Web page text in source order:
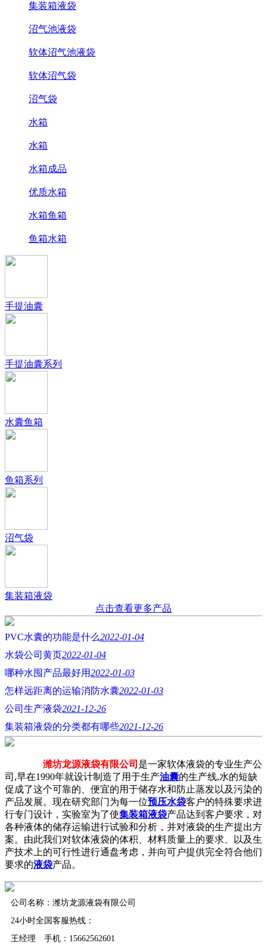
集装箱液袋
沼气池液袋
软体沼气池液袋
软体沼气袋
沼气袋
水箱
水箱
水箱成品
优质水箱
水箱鱼箱
鱼箱水箱
手提油囊
手提油囊系列
水囊鱼箱
鱼箱系列
沼气袋
集装箱液袋
点击查看更多产品
PVC水囊的功能是什么2022-01-04
水袋公司黄页2022-01-04
哪种水囤产品最好用2022-01-03
怎样远距离的运输消防水囊2022-01-03
公司生产液袋2021-12-26
集装箱液袋的分类都有哪些2021-12-26
潍坊龙源液袋有限公司 是一家软体液袋的专业生产公
司,早在1990年就设计制造了用于生产油囊的生产线,水的短缺
促成了这个可靠的、便宜的用于储存水和防止蒸发以及污染的
产品发展。现在研究部门为每一位预压水袋客户的特殊要求进
行专门设计，实验室为了使集装箱液袋产品达到客户要求，对
各种液体的储存运输进行试验和分析，并对液袋的生产提出方
案。由此我们对软体液袋的体积、材料质量上的要求、以及生
产技术上的可行性进行通盘考虑，并向可户提供完全符合他们
要求的液袋产品。
公司名称：潍坊龙源液袋有限公司
24小时全国客服热线：
王经理 手机：15662562601